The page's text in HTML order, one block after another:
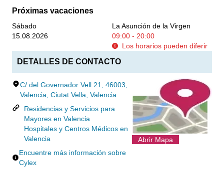
Próximas vacaciones
Sábado
La Asunción de la Virgen
15.08.2026
09:00 - 20:00
Los horarios pueden diferir
DETALLES DE CONTACTO
C/ del Governador Vell 21, 46003,
Valencia, Ciutat Vella, Valencia
Residencias y Servicios para
Mayores en Valencia
Hospitales y Centros Médicos en
Valencia
Encuentre más información sobre
Cylex
Abrir Mapa